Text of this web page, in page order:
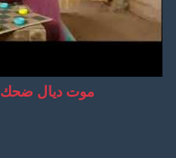
lmout dyal da7k موت ديال ضحك